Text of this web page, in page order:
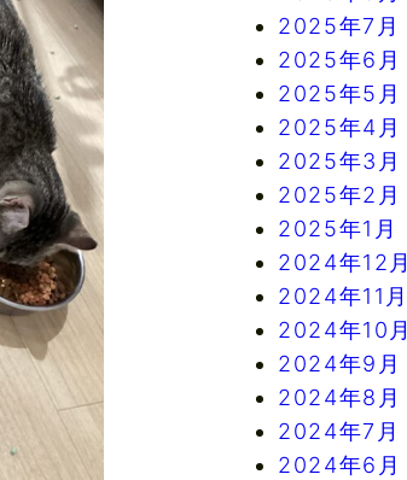
2025年7月
2025年6月
2025年5月
2025年4月
2025年3月
2025年2月
2025年1月
2024年12月
2024年11月
2024年10月
2024年9月
2024年8月
2024年7月
2024年6月